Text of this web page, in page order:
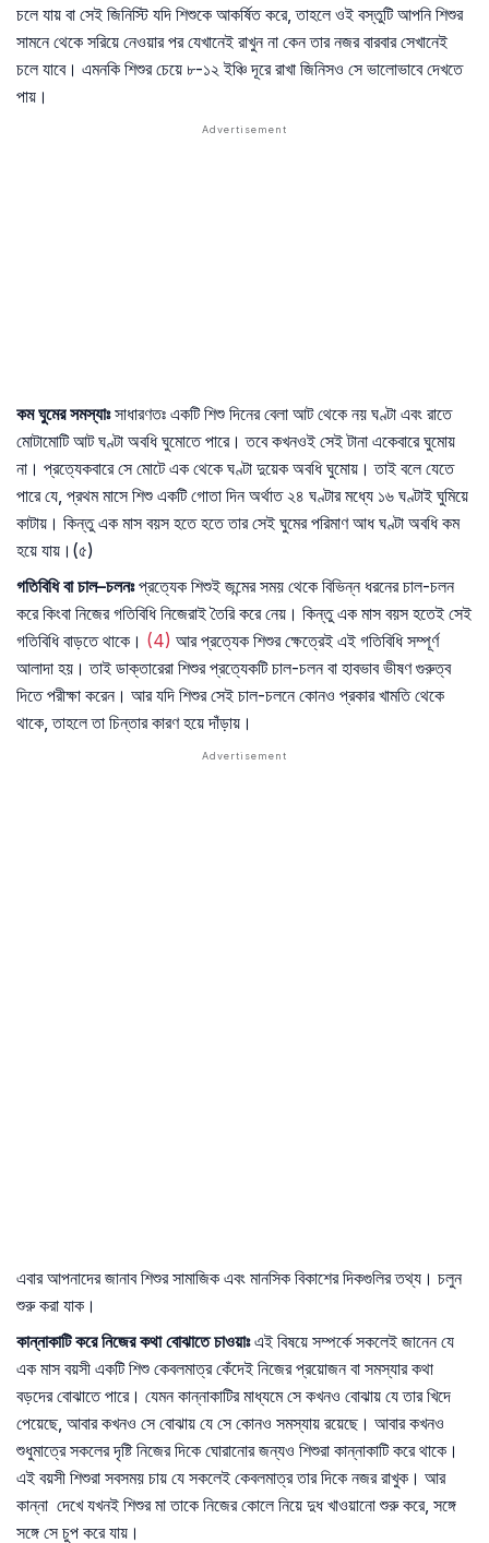
চলে যায় বা সেই জিনিস্টি যদি শিশুকে আকর্ষিত করে, তাহলে ওই বস্তুটি আপনি শিশুর
সামনে থেকে সরিয়ে নেওয়ার পর যেখানেই রাখুন না কেন তার নজর বারবার সেখানেই
চলে যাবে। এমনকি শিশুর চেয়ে ৮-১২ ইঞ্চি দূরে রাখা জিনিসও সে ভালোভাবে দেখতে
পায়।
কম ঘুমের সমস্যাঃসাধারণতঃ একটি শিশু দিনের বেলা আট থেকে নয় ঘণ্টা এবং রাতে
মোটামোটি আট ঘণ্টা অবধি ঘুমোতে পারে। তবে কখনওই সেই টানা একেবারে ঘুমোয়
না। প্রত্যেকবারে সে মোটে এক থেকে ঘণ্টা দুয়েক অবধি ঘুমোয়। তাই বলে যেতে
পারে যে, প্রথম মাসে শিশু একটি গোতা দিন অর্থাত ২৪ ঘণ্টার মধ্যে ১৬ ঘণ্টাই ঘুমিয়ে
কাটায়। কিন্তু এক মাস বয়স হতে হতে তার সেই ঘুমের পরিমাণ আধ ঘণ্টা অবধি কম
হয়ে যায়। (৫)
গতিবিধি বা চাল–চলনঃপ্রত্যেক শিশুই জন্মের সময় থেকে বিভিন্ন ধরনের চাল-চলন
করে কিংবা নিজের গতিবিধি নিজেরাই তৈরি করে নেয়। কিন্তু এক মাস বয়স হতেই সেই
গতিবিধি বাড়তে থাকে। (4) আর প্রত্যেক শিশুর ক্ষেত্রেই এই গতিবিধি সম্পূর্ণ
আলাদা হয়। তাই ডাক্তারেরা শিশুর প্রত্যেকটি চাল-চলন বা হাবভাব ভীষণ গুরুত্ব
দিতে পরীক্ষা করেন। আর যদি শিশুর সেই চাল-চলনে কোনও প্রকার খামতি থেকে
থাকে, তাহলে তা চিন্তার কারণ হয়ে দাঁড়ায়।
এবার আপনাদের জানাব শিশুর সামাজিক এবং মানসিক বিকাশের দিকগুলির তথ্য। চলুন
শুরু করা যাক।
কান্নাকাটি করে নিজের কথা বোঝাতে চাওয়াঃএই বিষয়ে সম্পর্কে সকলেই জানেন যে
এক মাস বয়সী একটি শিশু কেবলমাত্র কেঁদেই নিজের প্রয়োজন বা সমস্যার কথা
বড়দের বোঝাতে পারে। যেমন কান্নাকাটির মাধ্যমে সে কখনও বোঝায় যে তার খিদে
পেয়েছে, আবার কখনও সে বোঝায় যে সে কোনও সমস্যায় রয়েছে। আবার কখনও
শুধুমাত্রে সকলের দৃষ্টি নিজের দিকে ঘোরানোর জন্যও শিশুরা কান্নাকাটি করে থাকে।
এই বয়সী শিশুরা সবসময় চায় যে সকলেই কেবলমাত্র তার দিকে নজর রাখুক। আর
কান্না দেখে যখনই শিশুর মা তাকে নিজের কোলে নিয়ে দুধ খাওয়ানো শুরু করে, সঙ্গে
সঙ্গে সে চুপ করে যায়।